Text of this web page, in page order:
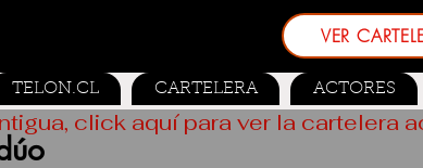
VER
TELON.CL CARTELERA ACTORES
click aquí para ver la cartelera